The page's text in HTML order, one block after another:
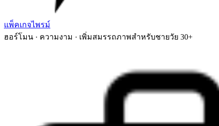
แพ็คเกจไพรม์
ฮอร์โมน · ความงาม · เพิ่มสมรรถภาพสำหรับชายวัย 30+